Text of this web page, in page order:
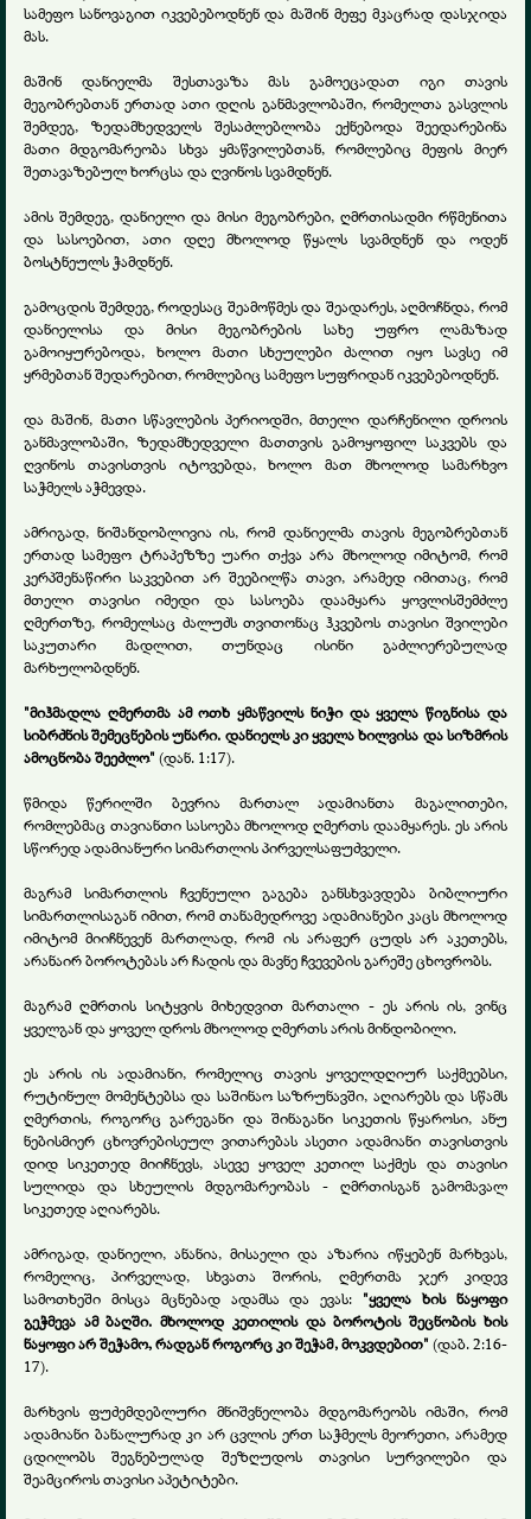
სამეფო სანოვაგით იკვებებოდნენ და მაშინ მეფე მკაცრად დასჯიდა
მას.
მაშინ დანიელმა შესთავაზა მას გამოეცადათ იგი თავის
მეგობრებთან ერთად ათი დღის განმავლობაში, რომელთა გასვლის
შემდეგ, ზედამხედველს შესაძლებლობა ექნებოდა შეედარებინა
მათი მდგომარეობა სხვა ყმაწვილებთან, რომლებიც მეფის მიერ
შეთავაზებულ ხორცსა და ღვინოს სვამდნენ.
ამის შემდეგ, დანიელი და მისი მეგობრები, ღმრთისადმი რწმენითა
და სასოებით, ათი დღე მხოლოდ წყალს სვამდნენ და ოდენ
ბოსტნეულს ჭამდნენ.
გამოცდის შემდეგ, როდესაც შეამოწმეს და შეადარეს, აღმოჩნდა, რომ
დანიელისა და მისი მეგობრების სახე უფრო ლამაზად
გამოიყურებოდა, ხოლო მათი სხეულები ძალით იყო სავსე იმ
ყრმებთან შედარებით, რომლებიც სამეფო სუფრიდან იკვებებოდნენ.
და მაშინ, მათი სწავლების პერიოდში, მთელი დარჩენილი დროის
განმავლობაში, ზედამხედველი მათთვის გამოყოფილ საკვებს და
ღვინოს თავისთვის იტოვებდა, ხოლო მათ მხოლოდ სამარხვო
საჭმელს აჭმევდა.
ამრიგად, ნიშანდობლივია ის, რომ დანიელმა თავის მეგობრებთან
ერთად სამეფო ტრაპეზზე უარი თქვა არა მხოლოდ იმიტომ, რომ
კერპშენაწირი საკვებით არ შეებილწა თავი, არამედ იმითაც, რომ
მთელი თავისი იმედი და სასოება დაამყარა ყოვლისშემძლე
ღმერთზე, რომელსაც ძალუძს თვითონაც ჰკვებოს თავისი შვილები
საკუთარი მადლით, თუნდაც ისინი გაძლიერებულად
მარხულობდნენ.
"მიჰმადლა ღმერთმა ამ ოთხ ყმაწვილს ნიჭი და ყველა წიგნისა და
სიბრძნის შემეცნების უნარი. დანიელს კი ყველა ხილვისა და სიზმრის
ამოცნობა შეეძლო" (დან. 1:17).
წმიდა წერილში ბევრია მართალ ადამიანთა მაგალითები,
რომლებმაც თავიანთი სასოება მხოლოდ ღმერთს დაამყარეს. ეს არის
სწორედ ადამიანური სიმართლის პირველსაფუძველი.
მაგრამ სიმართლის ჩვენეული გაგება განსხვავდება ბიბლიური
სიმართლისაგან იმით, რომ თანამედროვე ადამიანები კაცს მხოლოდ
იმიტომ მიიჩნევენ მართლად, რომ ის არაფერ ცუდს არ აკეთებს,
არანაირ ბოროტებას არ ჩადის და მავნე ჩვევების გარეშე ცხოვრობს.
მაგრამ ღმრთის სიტყვის მიხედვით მართალი - ეს არის ის, ვინც
ყველგან და ყოველ დროს მხოლოდ ღმერთს არის მინდობილი.
ეს არის ის ადამიანი, რომელიც თავის ყოველდღიურ საქმეებსი,
რუტინულ მომენტებსა და საშინაო საზრუნავში, აღიარებს და სწამს
ღმერთის, როგორც გარეგანი და შინაგანი სიკეთის წყაროსი, ანუ
ნებისმიერ ცხოვრებისეულ ვითარებას ასეთი ადამიანი თავისთვის
დიდ სიკეთედ მიიჩნევს, ასევე ყოველ კეთილ საქმეს და თავისი
სულიდა და სხეულის მდგომარეობას - ღმრთისგან გამომავალ
სიკეთედ აღიარებს.
ამრიგად, დანიელი, ანანია, მისაელი და აზარია იწყებენ მარხვას,
რომელიც, პირველად, სხვათა შორის, ღმერთმა ჯერ კიდევ
სამოთხეში მისცა მცნებად ადამსა და ევას: "ყველა ხის ნაყოფი
გეჭმევა ამ ბაღში. მხოლოდ კეთილის და ბოროტის შეცნობის ხის
ნაყოფი არ შეჭამო, რადგან როგორც კი შეჭამ, მოკვდებით" (დაბ. 2:16-
17).
მარხვის ფუძემდებლური მნიშვნელობა მდგომარეობს იმაში, რომ
ადამიანი ბანალურად კი არ ცვლის ერთ საჭმელს მეორეთი, არამედ
ცდილობს შეგნებულად შეზღუდოს თავისი სურვილები და
შეამციროს თავისი აპეტიტები.